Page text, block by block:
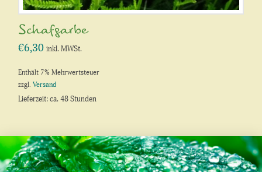
Schafgarbe
€6,30 inkl. MWSt.
Enthält 7% Mehrwertsteuer
zzgl.Versand
Lieferzeit: ca. 48 Stunden